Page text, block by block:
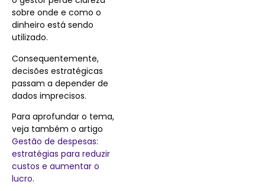
sobre onde e como o
dinheiro está sendo
utilizado.
Consequentemente,
decisões estratégicas
passam a depender de
dados imprecisos.
Para aprofundar o tema,
veja também o artigo
Gestão de despesas:
estratégias para reduzir
custos e aumentar o
lucro.